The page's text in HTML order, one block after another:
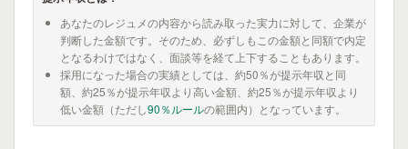
あなたのレジュメの内容から読み取った実力に対して、企業が
判断した金額です。そのため、必ずしもこの金額と同額で内定
となるわけではなく、面談等を経て上下することもあります。
採用になった場合の実績としては、約50％が提示年収と同
額、約25％が提示年収より高い金額、約25％が提示年収より
低い金額（ただし90％ルールの範囲内）となっています。